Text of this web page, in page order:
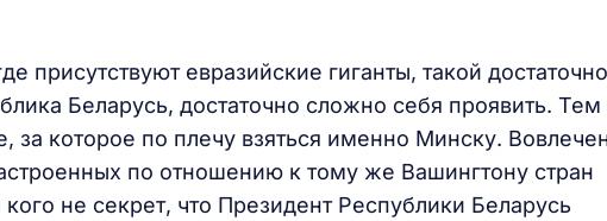
присутствуют евразийские гиганты, такой достаточно
Беларусь, достаточно сложно себя проявить. Тем
за которое по плечу взяться именно Минску.
по отношению к тому же Вашингтону стран
не секрет, что Президент Республики Беларусь